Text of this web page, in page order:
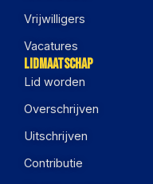
Vrijwilligers
Vacatures
Lidmaatschap
Lid worden
Overschrijven
Uitschrijven
Contributie